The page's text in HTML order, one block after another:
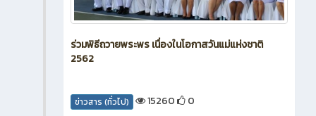
ร่วมพิธีถวายพระพร เนื่องในโอกาสวันแม่แห่งชาติ
2562
ข่าวสาร (ทั่วไป) 15260 0